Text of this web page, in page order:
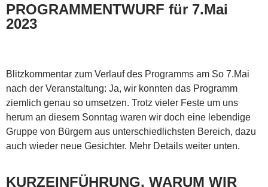
PROGRAMMENTWURF für 7.Mai
2023
Blitzkommentar zum Verlauf des Programms am So 7.Mai
nach der Veranstaltung: Ja, wir konnten das Programm
ziemlich genau so umsetzen. Trotz vieler Feste um uns
herum an diesem Sonntag waren wir doch eine lebendige
Gruppe von Bürgern aus unterschiedlichsten Bereich, dazu
auch wieder neue Gesichter. Mehr Details weiter unten.
KURZEINFÜHRUNG, WARUM WIR